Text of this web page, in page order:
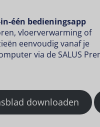
één bedieningsapp
vloerverwarming of
eenvoudig vanaf je
via de SALUS
downloaden